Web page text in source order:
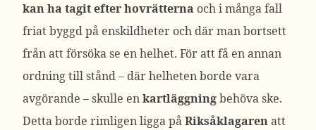
kan ha tagit efter hovrätterna och i många fall
friat byggd på enskildheter och där man bortsett
från att försöka se en helhet. För att få en annan
ordning till stånd – där helheten borde vara
avgörande – skulle enkartläggningbehöva ske.
Detta borde rimligen ligga påRiksåklagarenatt